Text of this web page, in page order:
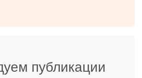
публикации